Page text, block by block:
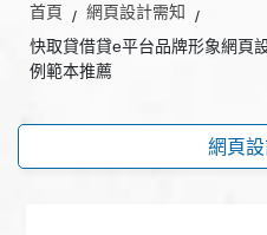
首頁
網頁設計需知
快取貸借貸e平台品牌形象網頁
例範本推薦
網頁